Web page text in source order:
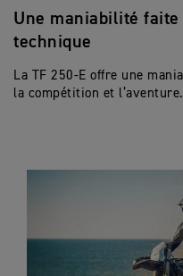
Une maniabilité
technique
La TF 250-E offre une
la compétition et l’aventure.